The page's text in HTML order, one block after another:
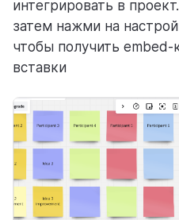
интегрировать в
затем нажми на
чтобы получить embed-
вставки